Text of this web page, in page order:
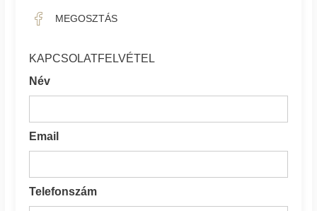
MEGOSZTÁS
KAPCSOLATFELVÉTEL
Név
Email
Telefonszám